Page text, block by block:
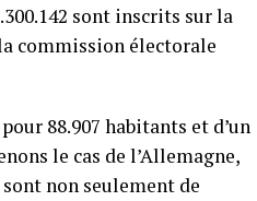
sont inscrits sur la
commission électorale
88.907 habitants et d’un
le cas de l’Allemagne,
sont non seulement de